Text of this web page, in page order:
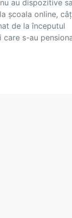
au dispozitive
școala online,
de la începutul
care s-au